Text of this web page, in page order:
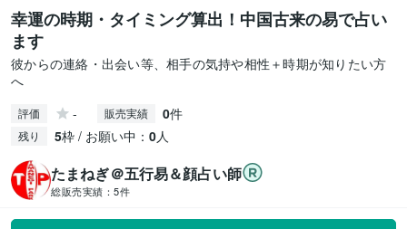
幸運の時期・タイミング算出！中国古来の易で占い
ます
彼からの連絡・出会い等、相手の気持や相性＋時期が知りたい方
へ
評価 - 販売実績 0件
残り 5枠 / お願い中： 0人
たまねぎ＠五行易＆顔占い師
総販売実績： 5件